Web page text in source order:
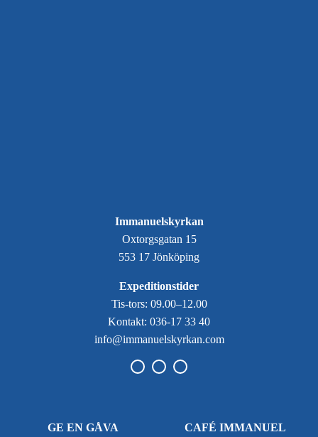
Immanuelskyrkan
Oxtorgsgatan 15
553 17 Jönköping
Expeditionstider
Tis-tors: 09.00–12.00
Kontakt: 036-17 33 40
info@immanuelskyrkan.com
GE EN GÅVA CAFÉ IMMANUEL